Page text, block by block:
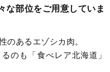
な部位をご用意していま
のあるエゾシカ肉。
のも「食べレア北海道」